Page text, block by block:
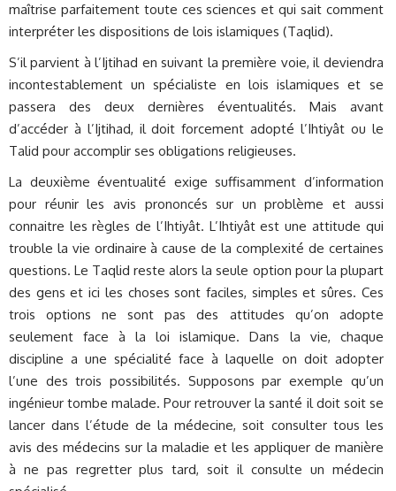
maîtrise parfaitement toute ces sciences et qui sait comment
interpréter les dispositions de lois islamiques (Taqlid).
S’il parvient à l’Ijtihad en suivant la première voie, il deviendra
incontestablement un spécialiste en lois islamiques et se
passera des deux dernières éventualités. Mais avant
d’accéder à l’Ijtihad, il doit forcement adopté l’Ihtiyât ou le
Talid pour accomplir ses obligations religieuses.
La deuxième éventualité exige suffisamment d’information
pour réunir les avis prononcés sur un problème et aussi
connaitre les règles de l’Ihtiyât. L’Ihtiyât est une attitude qui
trouble la vie ordinaire à cause de la complexité de certaines
questions. Le Taqlid reste alors la seule option pour la plupart
des gens et ici les choses sont faciles, simples et sûres. Ces
trois options ne sont pas des attitudes qu’on adopte
seulement face à la loi islamique. Dans la vie, chaque
discipline a une spécialité face à laquelle on doit adopter
l’une des trois possibilités. Supposons par exemple qu’un
ingénieur tombe malade. Pour retrouver la santé il doit soit se
lancer dans l’étude de la médecine, soit consulter tous les
avis des médecins sur la maladie et les appliquer de manière
à ne pas regretter plus tard, soit il consulte un médecin